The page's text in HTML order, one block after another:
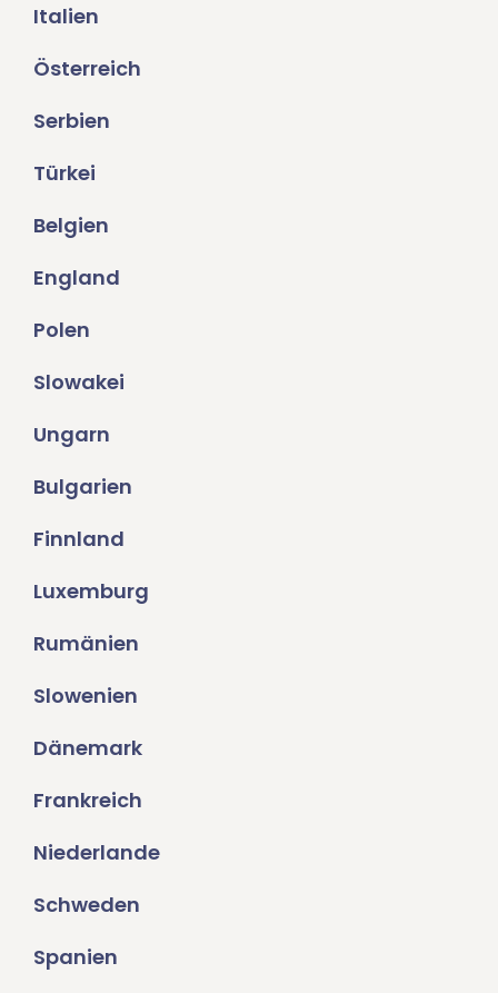
Italien
Österreich
Serbien
Türkei
Belgien
England
Polen
Slowakei
Ungarn
Bulgarien
Finnland
Luxemburg
Rumänien
Slowenien
Dänemark
Frankreich
Niederlande
Schweden
Spanien